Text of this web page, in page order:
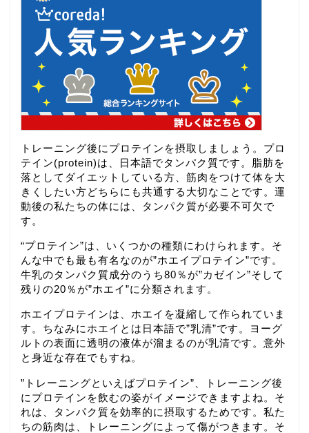
トレーニング後にプロテインを摂取しましょう。プロ
テイン(protein)は、日本語でタンパク質です。脂肪を
落としてダイエットしている方、筋肉をつけて体を大
きくしたい方どちらにも共通する大切なことです。運
動後の私たちの体には、タンパク質が必要不可欠で
す。
“プロテイン”は、いくつかの種類にわけられます。そ
んな中でも最も有名なのが”ホエイプロテイン”です。
牛乳のタンパク質成分のうち80％が”カゼイン”そして
残りの20％が”ホエイ”に分類されます。
ホエイプロテインは、ホエイを凝縮して作られていま
す。ちなみにホエイとは日本語で”乳清”です。ヨーグ
ルトの表面に透明の液体が溜まるのが乳清です。意外
と身近な存在でもすね。
”トレーニングといえばプロテイン”、トレーニング後
にプロテインを飲むの姿がイメージできますよね。そ
れは、タンパク質を効率的に摂取するためです。私た
ちの筋肉は、トレーニングによって傷がつきます。そ